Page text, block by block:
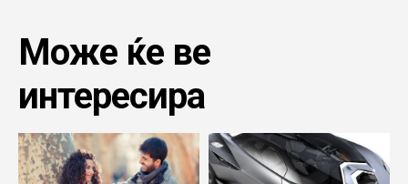
Може ќе ве
интересира